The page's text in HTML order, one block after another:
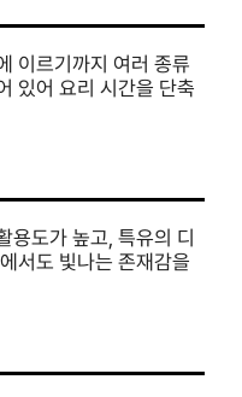
이르기까지 여러 종류
있어 요리 시간을 단축
용도가 높고, 특유의 디
서도 빛나는 존재감을